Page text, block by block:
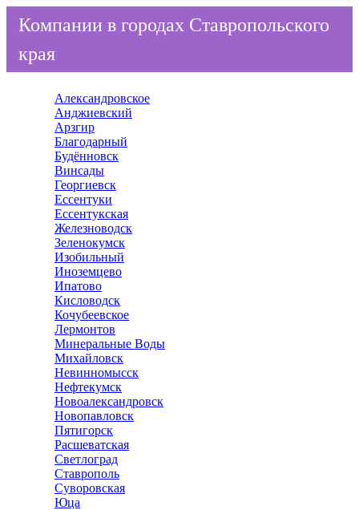
Компании в городах Ставропольского
края
Александровское
Анджиевский
Арзгир
Благодарный
Будённовск
Винсады
Георгиевск
Ессентуки
Ессентукская
Железноводск
Зеленокумск
Изобильный
Иноземцево
Ипатово
Кисловодск
Кочубеевское
Лермонтов
Минеральные Воды
Михайловск
Невинномысск
Нефтекумск
Новоалександровск
Новопавловск
Пятигорск
Расшеватская
Светлоград
Ставрополь
Суворовская
Юца